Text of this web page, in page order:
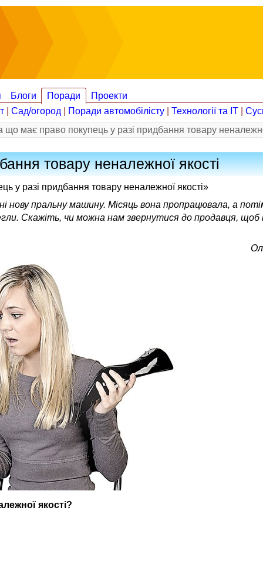
Блоги Поради
Проекти
Сад/огород Поради автомобілісту Технології та ІТ
що має право покупець у разі придбання товару
товару неналежної якості
у разі придбання товару неналежної якості»
нову пральну машину. Місяць вона пропрацювала, а
Скажіть, чи можна нам звернутися до продавця, щоб
якості?